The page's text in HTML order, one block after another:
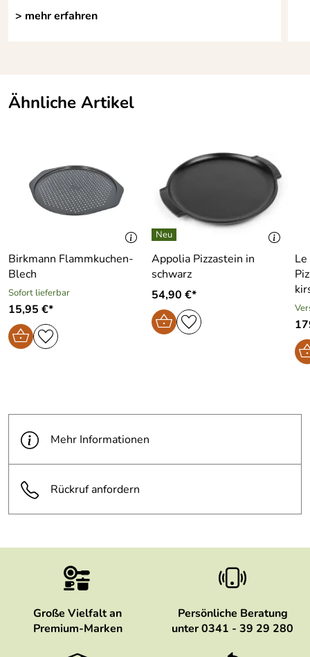
> mehr erfahren
Ähnliche Artikel
Birkmann Flammkuchen-
Blech
Sofort lieferbar
15,95 €*
Appolia Pizzastein in
schwarz
54,90 €*
Mehr Informationen
Rückruf anfordern
Große Vielfalt an
Premium-Marken
Persönliche Beratung
unter 0341 - 39 29 280